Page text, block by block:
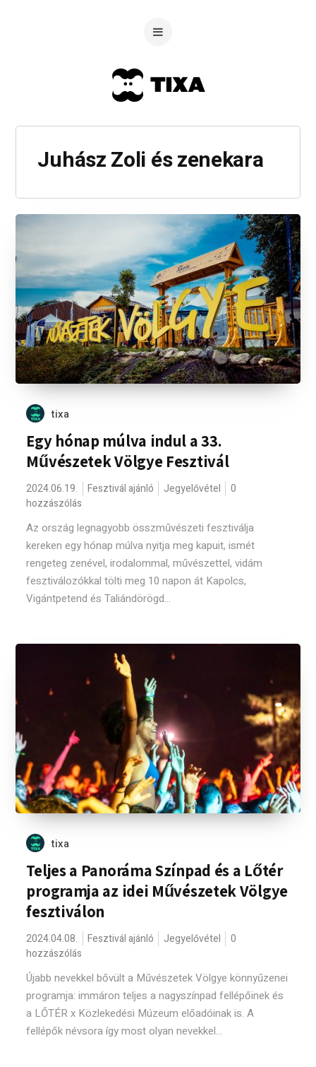
Juhász Zoli és zenekara
tixa
Egy hónap múlva indul a 33.
Művészetek Völgye Fesztivál
2024.06.19. Fesztivál ajánló Jegyelővétel
0
hozzászólás
Az ország legnagyobb összművészeti fesztiválja
kereken egy hónap múlva nyitja meg kapuit, ismét
rengeteg zenével, irodalommal, művészettel, vidám
fesztiválozókkal tölti meg 10 napon át Kapolcs,
Vigántpetend és Taliándörögd...
tixa
Teljes a Panoráma Színpad és a Lőtér
programja az idei Művészetek Völgye
fesztiválon
2024.04.08. Fesztivál ajánló Jegyelővétel
0
hozzászólás
Újabb nevekkel bővült a Művészetek Völgye könnyűzenei
programja: immáron teljes a nagyszínpad fellépőinek és
a LŐTÉR x Közlekedési Múzeum előadóinak is. A
fellépők névsora így most olyan nevekkel...